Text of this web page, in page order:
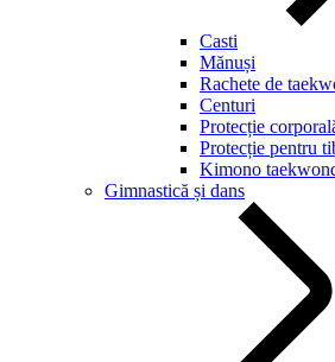
Casti
Mănuși
Rachete de
Centuri
Protecție
Protecție pentru
Kimono
Gimnastică și dans